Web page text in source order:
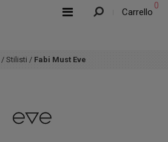
Carrello
0
/ Stilisti / Fabi Must Eve